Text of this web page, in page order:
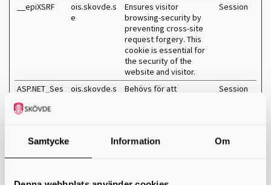
Samtycke Information Om
__epiXSRF
ois.skovde.s
e
Ensures visitor
browsing-security by
preventing cross-site
request forgery. This
cookie is essential for
the security of the
website and visitor.
Session
ASP.NET_Ses
ois.skovde.s
Behövs för att
Session
för cookies.